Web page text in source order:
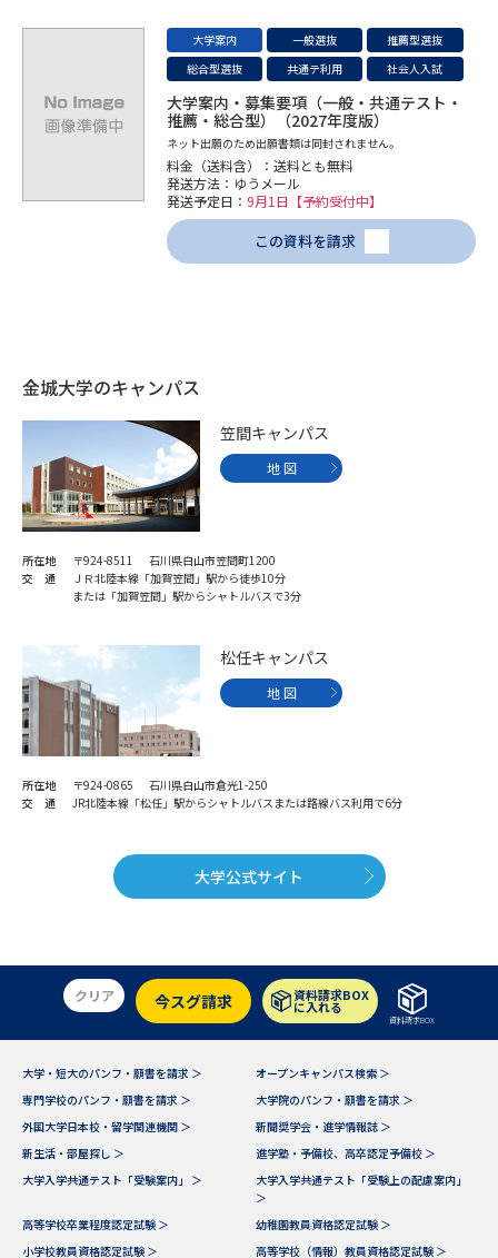
個人情報取扱規定
特定商取引表記
テレメール進学カタログ
訂正のご案内
大学案内 一般選抜
推薦型選抜
総合型選抜
共通テ利用 社会人入試
大学案内・募集要項（一般・共通テスト・
推薦・総合型）（2027年度版）
ネット出願のため出願書類は同封されません。
料金（送料含）：送料とも無料
発送方法：ゆうメール
発送予定日： 9月1日【予約受付中】
この資料を請求
金城大学のキャンパス
笠間キャンパス
地 図
所在地
〒924-8511 石川県白山市笠間町1200
交 通
ＪＲ北陸本線「加賀笠間」駅から徒歩10分
または「加賀笠間」駅からシャトルバスで3分
松任キャンパス
地 図
所在地
〒924-0865 石川県白山市倉光1-250
交 通
JR北陸本線「松任」駅からシャトルバスまたは路線バス利用で6分
大学公式サイト
クリア 今スグ請求 資料請求BOX
に入れる
資料請求BOX
大学・短大のパンフ・願書を請求 ＞
オープンキャンパス検索 ＞
専門学校のパンフ・願書を請求 ＞
大学院のパンフ・願書を請求 ＞
外国大学日本校・留学関連機関 ＞
新聞奨学会・進学情報誌 ＞
新生活・部屋探し ＞
進学塾・予備校、高卒認定予備校 ＞
大学入学共通テスト「受験案内」 ＞
大学入学共通テスト「受験上の配慮案内」
＞
高等学校卒業程度認定試験 ＞
幼稚園教員資格認定試験 ＞
小学校教員資格認定試験 ＞
高等学校（情報）教員資格認定試験 ＞